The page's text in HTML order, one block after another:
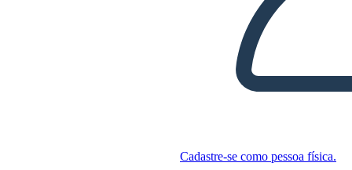
Cadastre-se como pessoa física.